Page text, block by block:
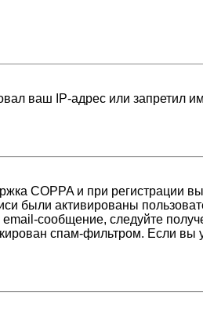
ваш IP-адрес или запретил
COPPA и при регистрации
были активированы
сообщение, следуйте
спам-фильтром. Если вы